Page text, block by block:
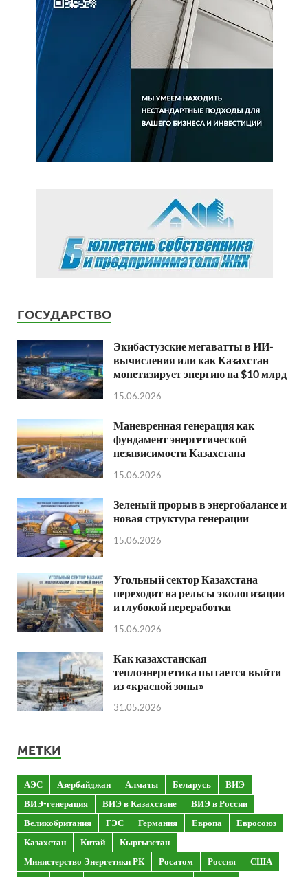
ГОСУДАРСТВО
Экибастузские мегаватты в ИИ-
вычисления или как Казахстан
монетизирует энергию на $10 млрд
15.06.2026
Маневренная генерация как
фундамент энергетической
независимости Казахстана
15.06.2026
Зеленый прорыв в энергобалансе и
новая структура генерации
15.06.2026
Угольный сектор Казахстана
переходит на рельсы экологизации
и глубокой переработки
15.06.2026
Как казахстанская
теплоэнергетика пытается выйти
из «красной зоны»
31.05.2026
МЕТКИ
АЭС Азербайджан Алматы Беларусь
ВИЭ
ВИЭ-генерация
ВИЭ в Казахстане
ВИЭ в России
Великобритания
ГЭС Германия Европа
Евросоюз
Казахстан
Китай
Кыргызстан
Министерство Энергетики РК
Росатом Россия
США